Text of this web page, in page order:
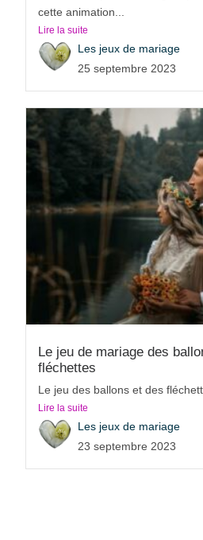
cette animation...
Lire la suite
Les jeux de mariage
25 septembre 2023
Le jeu de mariage des
fléchettes
Le jeu des ballons et des
Lire la suite
Les jeux de mariage
23 septembre 2023